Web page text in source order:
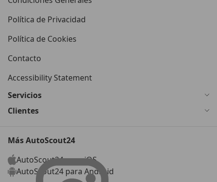
Política de Privacidad
Política de Cookies
Contacto
Accessibility Statement
Servicios
Clientes
Más AutoScout24
AutoScout24 para iOS
AutoScout24 para Android